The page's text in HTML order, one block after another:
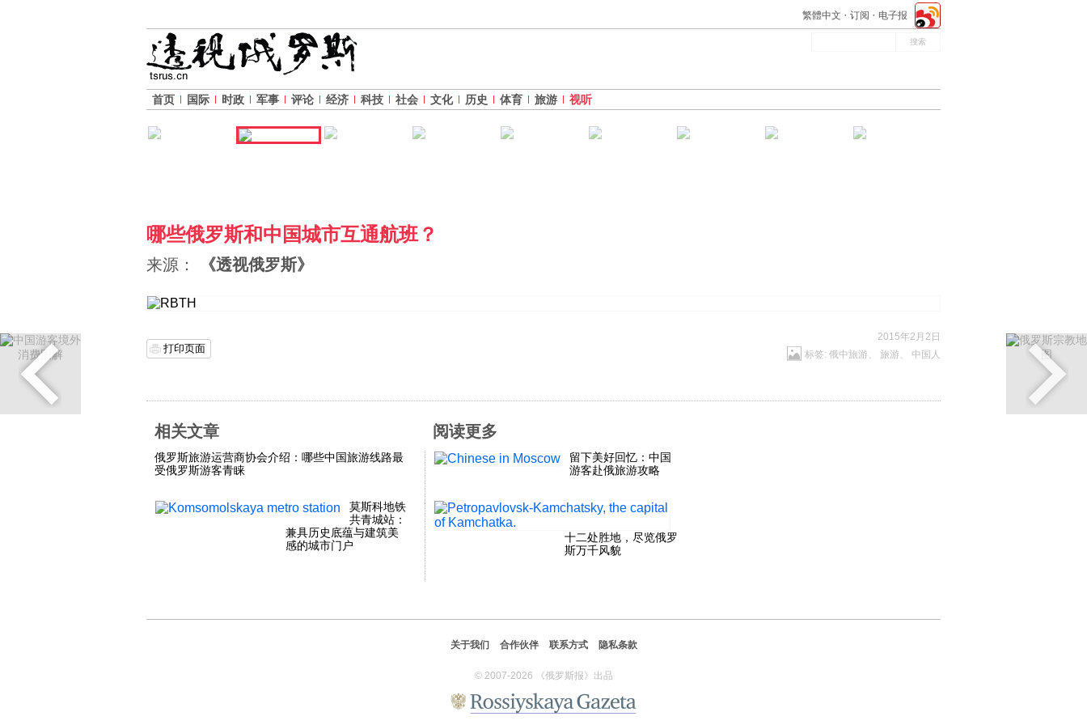
繁體中文 订阅 电子报
首页 国际 时政 军事 评论 经济 科技 社会 文化 历史 体育 旅游 视听
哪些俄罗斯和中国城市互通航班？
来源： 《透视俄罗斯》
打印页面
2015年2月2日
标签: 俄中旅游 、 旅游 、 中国人
相关文章
俄罗斯旅游运营商协会介绍：哪些中国旅游线路最
受俄罗斯游客青睐
莫斯科地铁
共青城站：
兼具历史底蕴与建筑美
感的城市门户
阅读更多
留下美好回忆：中国
游客赴俄旅游攻略
十二处胜地，尽览俄罗
斯万千风貌
关于我们 合作伙伴 联系方式 隐私条款
© 2007-2026 《俄罗斯报》出品